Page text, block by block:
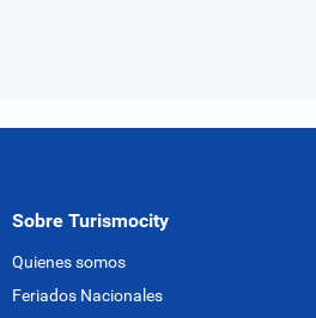
Sobre Turismocity
Quienes somos
Feriados Nacionales